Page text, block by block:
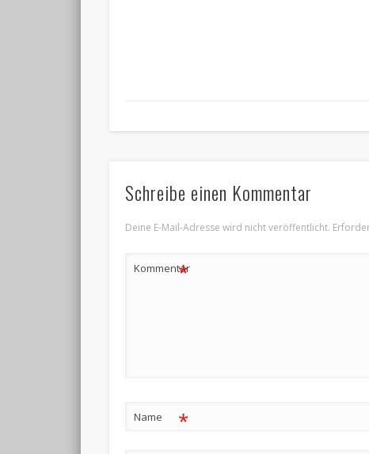
Schreibe einen Kommentar
Deine E-Mail-Adresse wird nicht veröffentlicht.
Kommentar
*
Name *